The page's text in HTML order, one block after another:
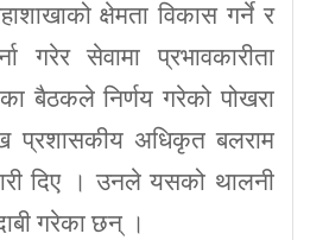
क्षेमता विकास गर्ने र
गरेर सेवामा प्रभावकारीता
बैठकले निर्णय गरेको पोखरा
प्रशासकीय अधिकृत बलराम
दिए । उनले यसको थालनी
गरेका छन् ।